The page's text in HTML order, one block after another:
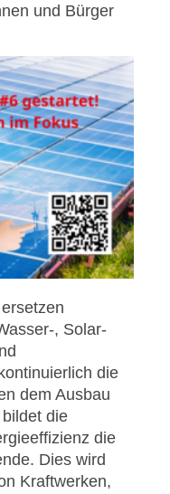
und Bürger
, Solar-
die
dem Ausbau
die
die
Dies wird
Kraftwerken,